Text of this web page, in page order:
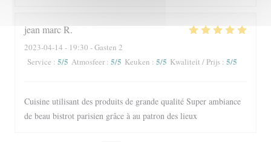
jean marcR
2023-04-14 - 19:30 - Gasten 2
Service : 5/5 Atmosfeer : 5/5 Keuken : 5/5 Kwaliteit / Prijs : 5/5
Cuisine utilisant des produits de grande qualité Super ambiance
de beau bistrot parisien grâce à au patron des lieux